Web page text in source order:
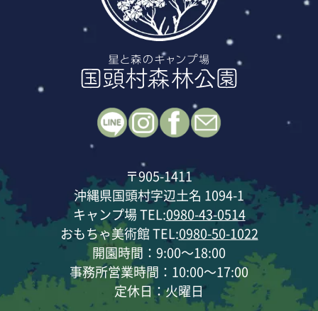
〒905-1411
沖縄県国頭村字辺土名 1094-1
キャンプ場 TEL:0980-43-0514
おもちゃ美術館 TEL:0980-50-1022
開園時間：9:00～18:00
事務所営業時間：10:00～17:00
定休日：火曜日